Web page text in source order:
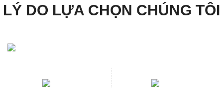
LÝ DO LỰA CHỌN CHÚNG TÔI